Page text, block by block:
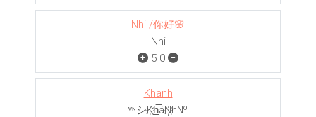
Nhi /你好🌸
Nhi
5 0
Khanh
ᵛᶰシK҉h̲̅áN҉h№